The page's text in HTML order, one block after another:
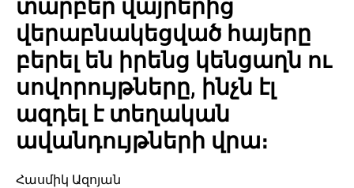
տարբեր վայրերից
վերաբնակեցված հայերը
բերել են իրենց կենցաղն ու
սովորույթները, ինչն էլ
ազդել է տեղական
ավանդույթների վրա։
Հասմիկ Ազոյան